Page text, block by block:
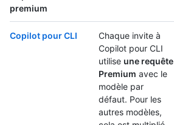
premium
Copilot pour CLI
Chaque invite à
Copilot pour CLI
utilise une requête
Premium avec le
modèle par
défaut. Pour les
autres modèles,